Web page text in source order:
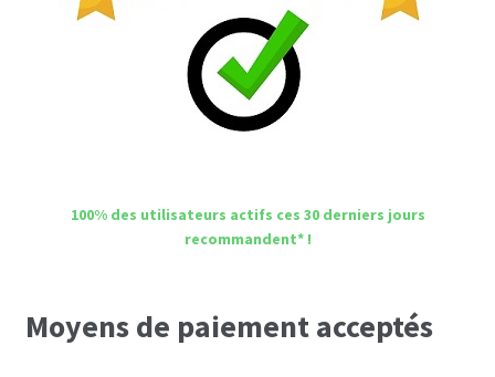
100% des utilisateurs actifs ces 30 derniers jours
recommandent* !
Moyens de paiement acceptés